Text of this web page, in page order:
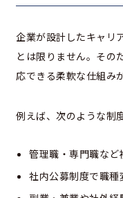
企業が設計したキャリ
とは限りません。その
応できる柔軟な仕組み
例えば、次のような制
管理職・専門職など
社内公募制度で職種